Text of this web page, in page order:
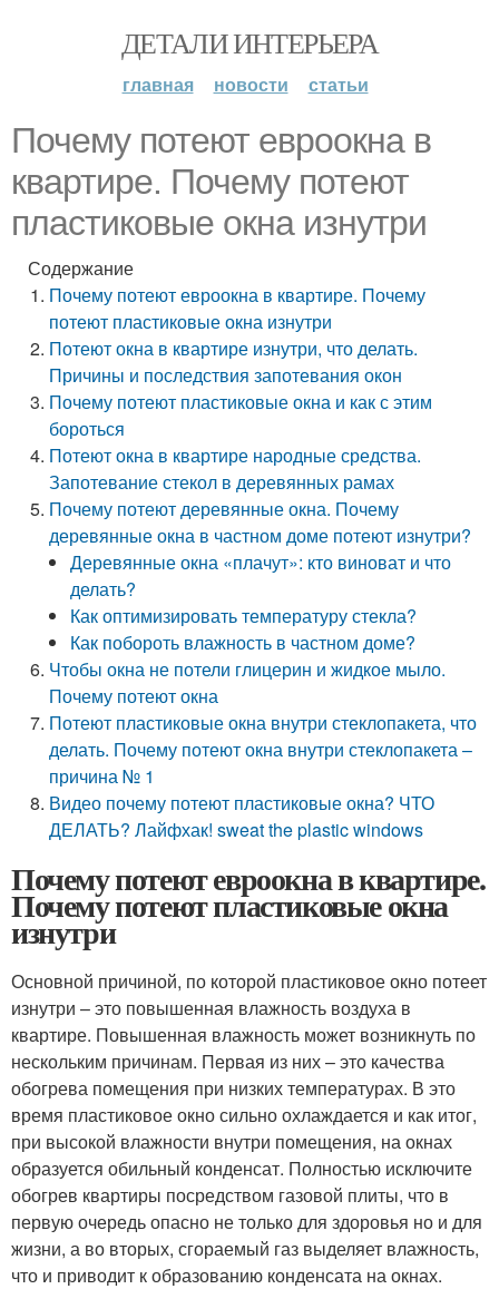
ДЕТАЛИ ИНТЕРЬЕРА
главная новости статьи
Почему потеют евроокна в
квартире. Почему потеют
пластиковые окна изнутри
Содержание
Почему потеют евроокна в квартире. Почему
потеют пластиковые окна изнутри
Потеют окна в квартире изнутри, что делать.
Причины и последствия запотевания окон
Почему потеют пластиковые окна и как с этим
бороться
Потеют окна в квартире народные средства.
Запотевание стекол в деревянных рамах
Почему потеют деревянные окна. Почему
деревянные окна в частном доме потеют изнутри?
Деревянные окна «плачут»: кто виноват и что
делать?
Как оптимизировать температуру стекла?
Как побороть влажность в частном доме?
Чтобы окна не потели глицерин и жидкое мыло.
Почему потеют окна
Потеют пластиковые окна внутри стеклопакета, что
делать. Почему потеют окна внутри стеклопакета –
причина № 1
Видео почему потеют пластиковые окна? ЧТО
ДЕЛАТЬ? Лайфхак! sweat the plastic windows
Почему потеют евроокна в квартире.
Почему потеют пластиковые окна
изнутри
Основной причиной, по которой пластиковое окно потеет
изнутри – это повышенная влажность воздуха в
квартире. Повышенная влажность может возникнуть по
нескольким причинам. Первая из них – это качества
обогрева помещения при низких температурах. В это
время пластиковое окно сильно охлаждается и как итог,
при высокой влажности внутри помещения, на окнах
образуется обильный конденсат. Полностью исключите
обогрев квартиры посредством газовой плиты, что в
первую очередь опасно не только для здоровья но и для
жизни, а во вторых, сгораемый газ выделяет влажность,
что и приводит к образованию конденсата на окнах.